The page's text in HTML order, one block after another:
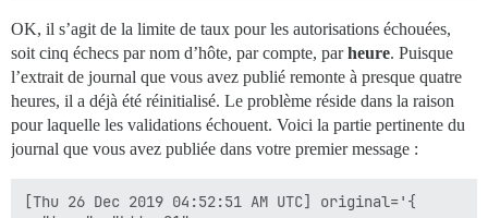
cat: /shared/letsencrypt/bbs.antivte.com_ecc/
Erreur de chargement du fichier ca.cer
Erreur de chargement du fichier ca.cer
Démarrage de runsvdir, l'identifiant du processus est
ok : run : redis : (pid 2045) 0s
chgrp : groupe invalide : 'syslog'
ok : run : postgres : (pid 2039) 0s
nginx : [emerg] impossible de charger le certificat "/
rsyslogd : échec de l'activation du module imklog
OK, il s’agit de la limite de taux pour les autorisations échouées,
soit cinq échecs par nom d’hôte, par compte, parheure. Puisque
l’extrait de journal que vous avez publié remonte à presque quatre
heures, il a déjà été réinitialisé. Le problème réside dans la raison
pour laquelle les validations échouent. Voici la partie pertinente du
journal que vous avez publiée dans votre premier message :
[Thu 26 Dec 2019 04:52:51 AM UTC] original='{